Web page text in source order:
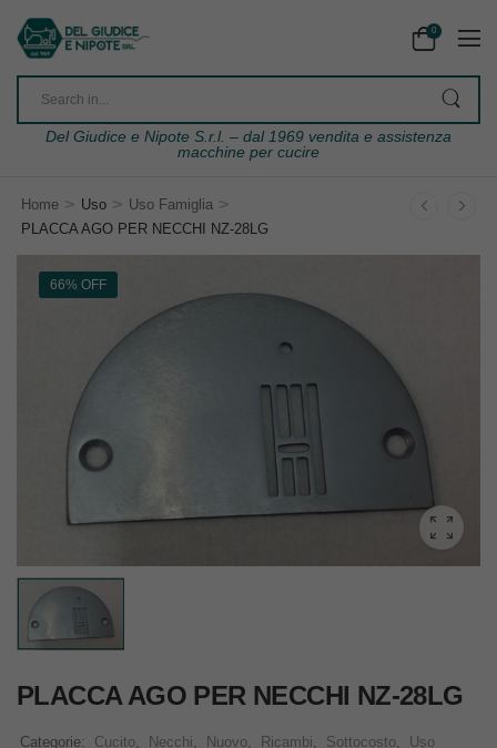
0
Del Giudice e Nipote S.r.l. – dal 1969 vendita e assistenza
macchine per cucire
Home > Uso > Uso Famiglia >
PLACCA AGO PER NECCHI NZ-28LG
66% OFF
PLACCA AGO PER NECCHI NZ-28LG
Categorie: Cucito Necchi Nuovo Ricambi Sottocosto
Uso